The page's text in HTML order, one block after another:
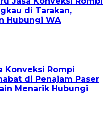
di Tarakan,
Hubungi WA
Konveksi Rompi
di Penajam Paser
Menarik Hubungi